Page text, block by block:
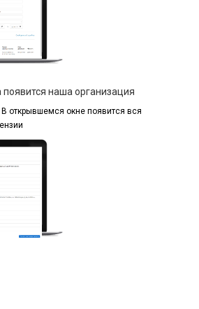
появится наша организация
В открывшемся окне появится вся